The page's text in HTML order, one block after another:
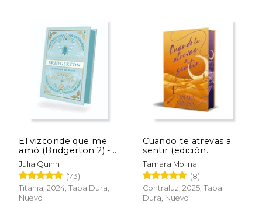
El vizconde que me
amó (Bridgerton 2) -
Edición coleccionista
Julia Quinn
(73)
Titania, 2024, Tapa Dura,
Nuevo
Cuando te atrevas a
sentir (edición
especial limitada)
Tamara Molina
(8)
Contraluz, 2025, Tapa
Dura, Nuevo